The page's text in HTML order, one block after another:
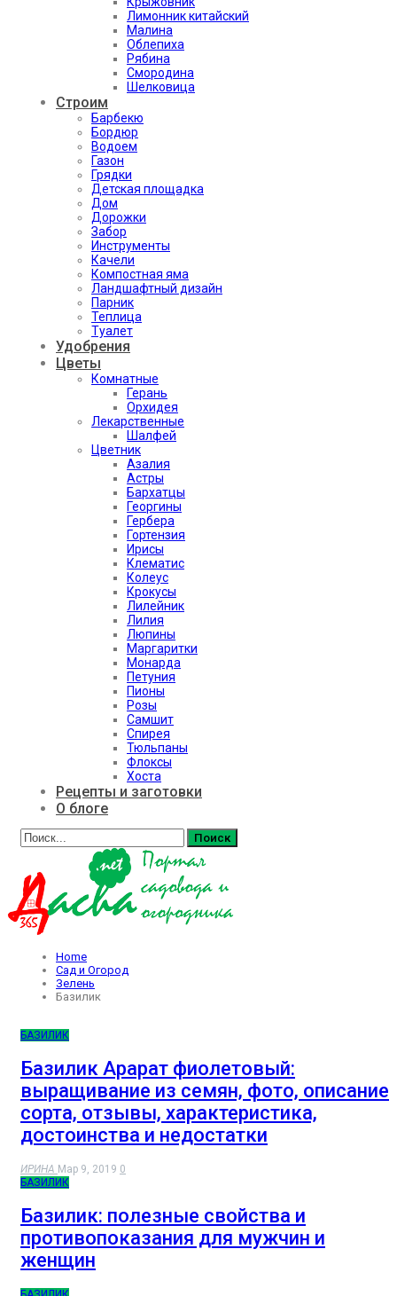
Лимонник китайский
Малина
Облепиха
Рябина
Смородина
Шелковица
Строим
Барбекю
Бордюр
Водоем
Газон
Грядки
Детская площадка
Дом
Дорожки
Забор
Инструменты
Качели
Компостная яма
Ландшафтный дизайн
Парник
Теплица
Туалет
Удобрения
Цветы
Комнатные
Герань
Орхидея
Лекарственные
Шалфей
Цветник
Азалия
Астры
Бархатцы
Георгины
Гербера
Гортензия
Ирисы
Клематис
Колеус
Крокусы
Лилейник
Лилия
Люпины
Маргаритки
Монарда
Петуния
Пионы
Розы
Самшит
Спирея
Тюльпаны
Флоксы
Хоста
Рецепты и заготовки
О блоге
Home
Сад и Огород
Зелень
Базилик
БАЗИЛИК
Базилик Арарат фиолетовый:
выращивание из семян, фото, описание
сорта, отзывы, характеристика,
достоинства и недостатки
ИРИНА Мар 9, 2019 0
БАЗИЛИК
Базилик: полезные свойства и
противопоказания для мужчин и
женщин